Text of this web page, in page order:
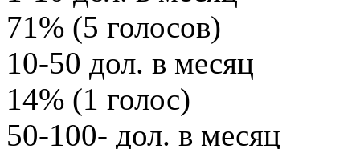
71% (5 голосов)
10-50 дол. в месяц
14% (1 голос)
50-100- дол. в месяц